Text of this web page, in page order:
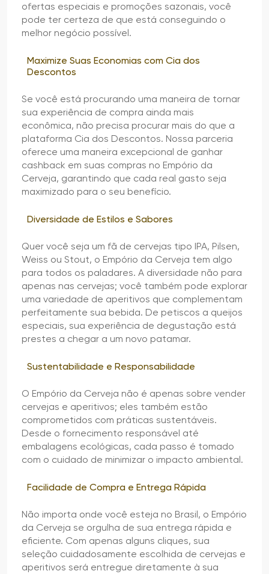
ofertas especiais e promoções sazonais, você
pode ter certeza de que está conseguindo o
melhor negócio possível.
Maximize Suas Economias com Cia dos
Descontos
Se você está procurando uma maneira de tornar
sua experiência de compra ainda mais
econômica, não precisa procurar mais do que a
plataforma Cia dos Descontos. Nossa parceria
oferece uma maneira excepcional de ganhar
cashback em suas compras no Empório da
Cerveja, garantindo que cada real gasto seja
maximizado para o seu benefício.
Diversidade de Estilos e Sabores
Quer você seja um fã de cervejas tipo IPA, Pilsen,
Weiss ou Stout, o Empório da Cerveja tem algo
para todos os paladares. A diversidade não para
apenas nas cervejas; você também pode explorar
uma variedade de aperitivos que complementam
perfeitamente sua bebida. De petiscos a queijos
especiais, sua experiência de degustação está
prestes a chegar a um novo patamar.
Sustentabilidade e Responsabilidade
O Empório da Cerveja não é apenas sobre vender
cervejas e aperitivos; eles também estão
comprometidos com práticas sustentáveis.
Desde o fornecimento responsável até
embalagens ecológicas, cada passo é tomado
com o cuidado de minimizar o impacto ambiental.
Facilidade de Compra e Entrega Rápida
Não importa onde você esteja no Brasil, o Empório
da Cerveja se orgulha de sua entrega rápida e
eficiente. Com apenas alguns cliques, sua
seleção cuidadosamente escolhida de cervejas e
aperitivos será entregue diretamente à sua